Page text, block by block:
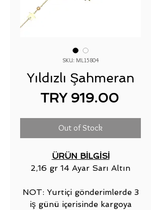
SKU: ML15804
Yıldızlı Şahmeran
TRY 919.00Price
Out of Stock
ÜRÜN BİLGİSİ
2,16 gr 14 Ayar Sarı Altın
NOT: Yurtiçi gönderimlerde 3
iş günü içerisinde kargoya